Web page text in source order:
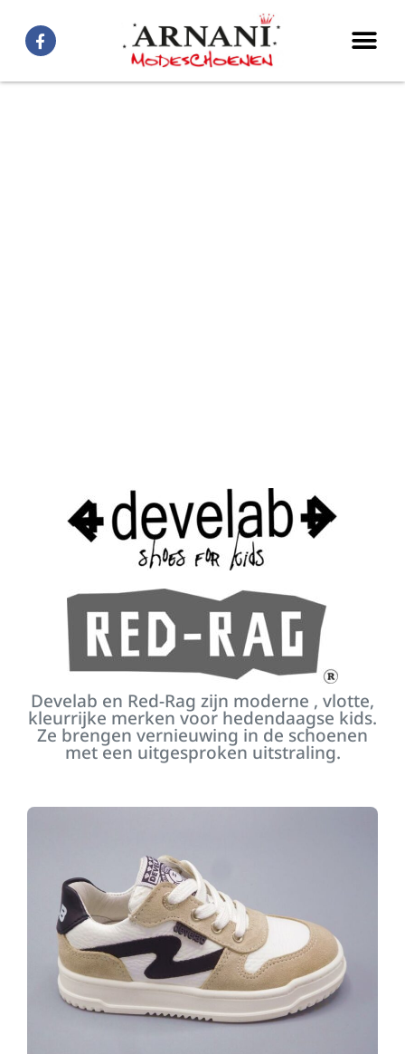
Develab en Red-Rag zijn moderne , vlotte,
kleurrijke merken voor hedendaagse kids.
Ze brengen vernieuwing in de schoenen
met een uitgesproken uitstraling.